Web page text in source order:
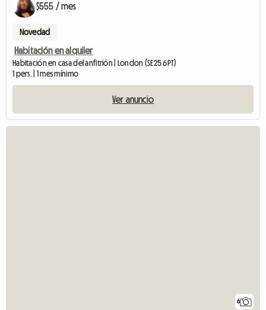
$555 / mes
Novedad
Habitación en alquiler
Habitación en casa del anfitrión | London (SE25 6PT)
1 pers. | 1 mes mínimo
Ver anuncio
6